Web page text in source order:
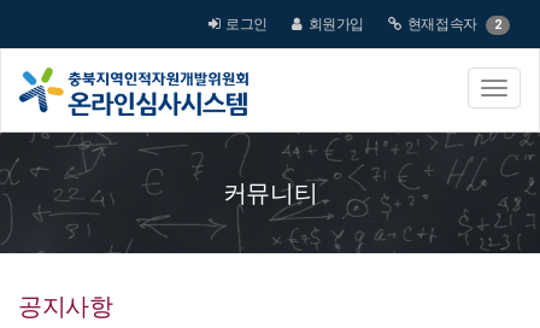
로그인 회원가입 현재접속자 2
커뮤니티
공지사항